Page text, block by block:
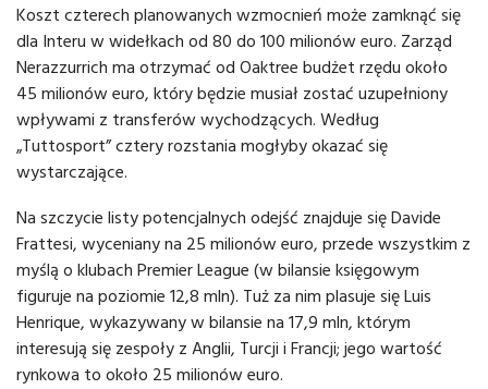
Koszt czterech planowanych wzmocnień może zamknąć się
dla Interu w widełkach od 80 do 100 milionów euro. Zarząd
Nerazzurrich ma otrzymać od Oaktree budżet rzędu około
45 milionów euro, który będzie musiał zostać uzupełniony
wpływami z transferów wychodzących. Według
„Tuttosport” cztery rozstania mogłyby okazać się
wystarczające.
Na szczycie listy potencjalnych odejść znajduje się Davide
Frattesi, wyceniany na 25 milionów euro, przede wszystkim z
myślą o klubach Premier League (w bilansie księgowym
figuruje na poziomie 12,8 mln). Tuż za nim plasuje się Luis
Henrique, wykazywany w bilansie na 17,9 mln, którym
interesują się zespoły z Anglii, Turcji i Francji; jego wartość
rynkowa to około 25 milionów euro.